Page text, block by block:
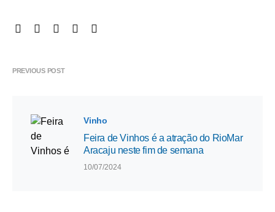
PREVIOUS POST
Vinho
Feira de Vinhos é a atração do RioMar
Aracaju neste fim de semana
10/07/2024